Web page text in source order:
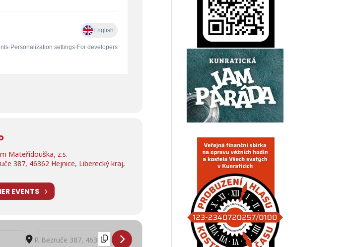
Mateřídouška, z.s.
387, 46362 Hejnice, Liberecký kraj,
EVENTS
Mateřídouška v Hejnicích []
Destination Address - Besedy a přednášky v rodinném centru Mateřídouška v Hejnicích []